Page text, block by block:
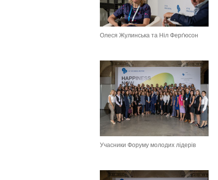
Олеся Жулинська та Ніл Ферґюсон
Учасники Форуму молодих лідерів